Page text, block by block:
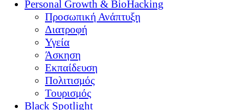
Personal Growth & BioHacking
Προσωπική Ανάπτυξη
Διατροφή
Υγεία
Άσκηση
Εκπαίδευση
Πολιτισμός
Τουρισμός
Black Spotlight